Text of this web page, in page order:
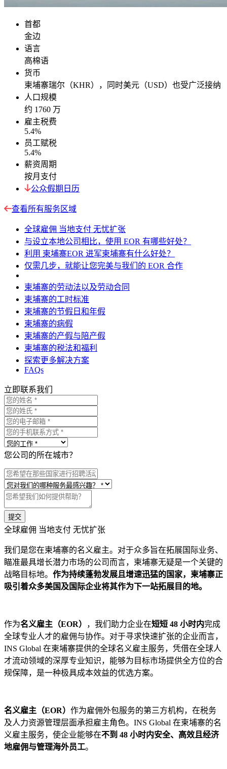
首都
金边
语言
高棉语
货币
柬埔寨瑞尔（KHR），同时美元（USD）也受广泛接纳
人口规模
约 1760 万
雇主税费
5.4%
员工赋税
5.4%
薪资周期
按月支付
公众假期日历
查看所有服务区域
全球雇佣 当地支付 无忧扩张
与设立本地公司相比，使用 EOR 有哪些好处？
利用 柬埔寨EOR 进军柬埔寨有什么好处？
仅需几步，就能让您完美与我们的 EOR 合作
柬埔寨的劳动法以及劳动合同
柬埔寨的工时标准
柬埔寨的节假日和年假
柬埔寨的病假
柬埔寨的产假与陪产假
柬埔寨的税法和福利
探索更多解决方案
FAQs
立即联系我们
您公司的所在城市？
提交
全球雇佣 当地支付 无忧扩张
我们是您在柬埔寨的名义雇主。对于众多旨在拓展国际业务、
瞄准最具增长潜力市场的公司而言，柬埔寨无疑是一个关键的
战略目标地。 作为持续蓬勃发展且增速迅猛的国家，柬埔寨正
吸引着众多美国及国际企业将其作为下一站拓展目的地。
作为名义雇主（EOR） ，我们助力企业在短短 48 小时内完成
全球专业人才的雇佣与协作。对于寻求快速扩张的企业而言，
INS Global 在柬埔寨提供的全球名义雇主服务，凭借在全球人
才流动领域的深厚专业知识，能够为目标市场提供全方位的合
规保障，是一种极具成本效益的优选方案。
名义雇主（EOR） 作为雇佣外包服务的第三方机构，在税务
及人力资源管理层面承担雇主角色。INS Global 在柬埔寨的名
义雇主服务，使企业能够在不到 48 小时内安全、高效且经济
地雇佣与管理海外员工。